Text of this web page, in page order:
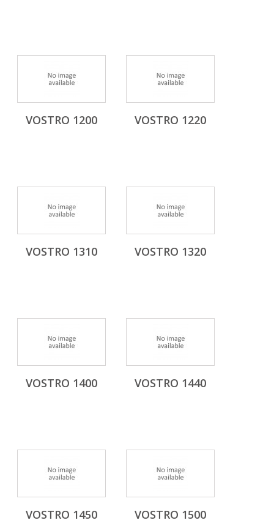
VOSTRO 1200 VOSTRO 1220
VOSTRO 1310 VOSTRO 1320
VOSTRO 1400 VOSTRO 1440
VOSTRO 1450 VOSTRO 1500